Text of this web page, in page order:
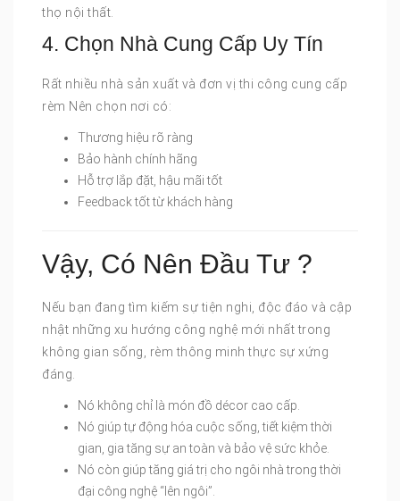
thọ nội thất.
4. Chọn Nhà Cung Cấp Uy Tín
Rất nhiều nhà sản xuất và đơn vị thi công cung cấp
rèm Nên chọn nơi có:
Thương hiệu rõ ràng
Bảo hành chính hãng
Hỗ trợ lắp đặt, hậu mãi tốt
Feedback tốt từ khách hàng
Vậy, Có Nên Đầu Tư ?
Nếu bạn đang tìm kiếm sự tiện nghi, độc đáo và cập
nhật những xu hướng công nghệ mới nhất trong
không gian sống, rèm thông minh thực sự xứng
đáng.
Nó không chỉ là món đồ décor cao cấp.
Nó giúp tự động hóa cuộc sống, tiết kiệm thời
gian, gia tăng sự an toàn và bảo vệ sức khỏe.
Nó còn giúp tăng giá trị cho ngôi nhà trong thời
đại công nghệ “lên ngôi”.